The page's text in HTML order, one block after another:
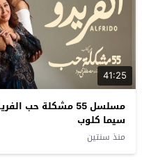
41:25
سيما كلوب
منذ سنتين